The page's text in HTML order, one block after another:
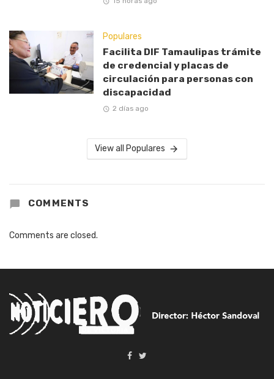
Populares
Facilita DIF Tamaulipas trámite
de credencial y placas de
circulación para personas con
discapacidad
2 días ago
View all Populares
COMMENTS
Comments are closed.